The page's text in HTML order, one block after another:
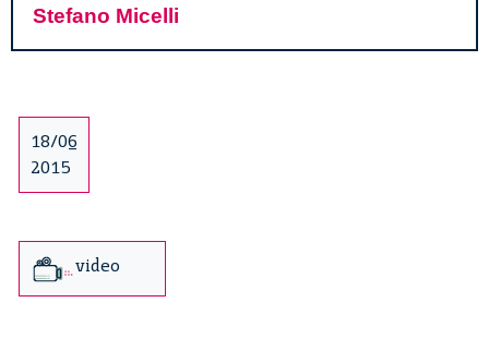
Stefano Micelli
18/06
2015
video